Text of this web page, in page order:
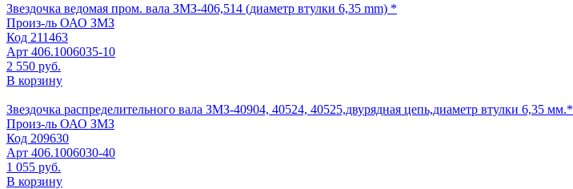
Звездочка ведомая пром. вала ЗМЗ-406,514 (диаметр втулки 6,35 mm) *
Произ-ль ОАО ЗМЗ
Код 211463
Арт 406.1006035-10
2 550 руб.
В корзину
Звездочка распределительного вала ЗМЗ-40904, 40524, 40525,двурядная цепь,диаметр втулки 6,35 мм.*
Произ-ль ОАО ЗМЗ
Код 209630
Арт 406.1006030-40
1 055 руб.
В корзину